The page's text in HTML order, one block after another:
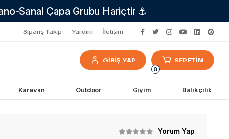
Sanal Çapa Grubu Hariçtir ⚓
Sipariş Takip Yardım İletişim
GİRİŞ YAP
0
SEPETİM
Karavan Outdoor Giyim Balıkçılık
Yorum Yap